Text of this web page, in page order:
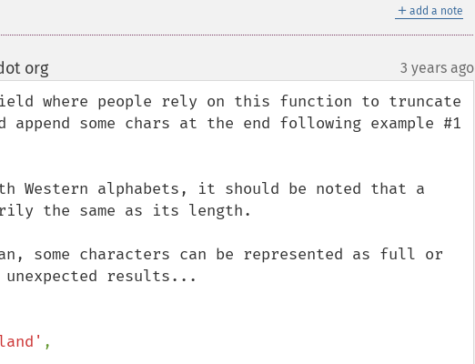
＋ add a note
org¶ 3 years ago
where people rely on this function to truncate
some chars at the end following example #1
Western alphabets, it should be noted that a
the same as its length.
some characters can be represented as full or
results...
,